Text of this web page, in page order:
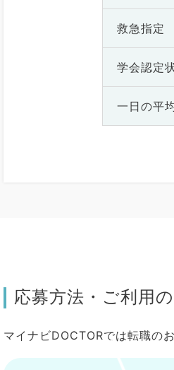
救急指定
学会認定
一日の平
応募方法・ご利用
マイナビDOCTORでは転職の